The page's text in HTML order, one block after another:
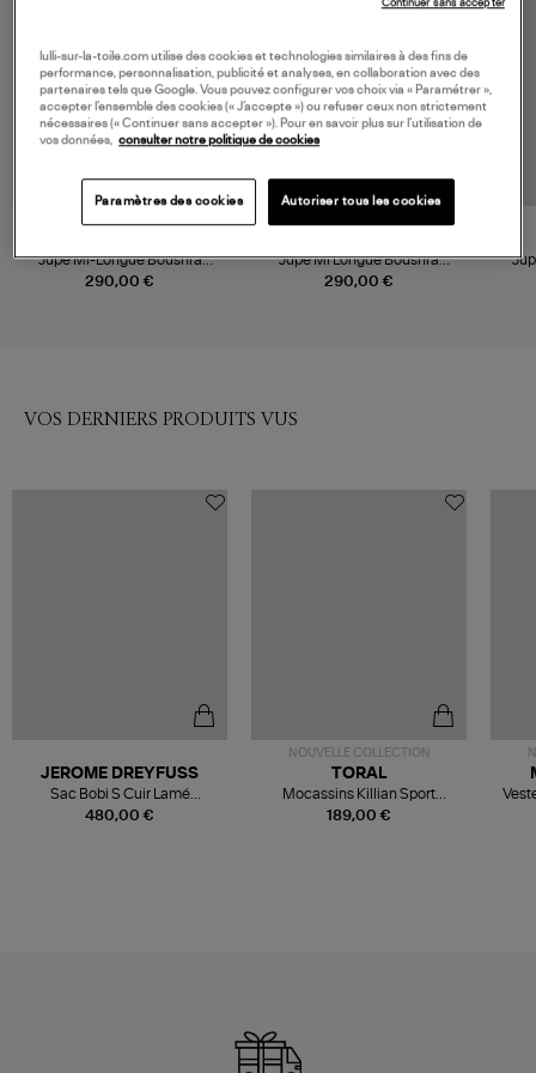
290,00 €
Jupe Mi-Longue Boushra
Marron
290,00 €
Jupe Mi Longue Boushra
Marine
VOS DERNIERS PRODUITS VUS
480,00 €
JEROME DREYFUSS
Sac Bobi S Cuir Lamé
Champagne
NOUVELLE COLLECTION
189,00 €
TORAL
Mocassins Killian Sport
Mousse
lulli-sur-la-toile.com utilise des cookies et technologies similaires à des fins de
performance, personnalisation, publicité et analyses, en collaboration avec des
partenaires tels que Google. Vous pouvez configurer vos choix via « Paramétrer »,
accepter l’ensemble des cookies (« J’accepte ») ou refuser ceux non strictement
nécessaires (« Continuer sans accepter »). Pour en savoir plus sur l’utilisation de
vos données,
consulter notre politique de cookies
Paramètres des cookies Autoriser tous les cookies
Continuer sans accepter